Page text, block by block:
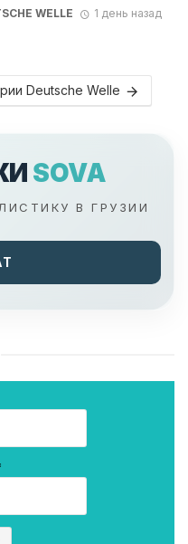
WELLE
1 день назад
Deutsche Welle
SOVA
В ГРУЗИИ